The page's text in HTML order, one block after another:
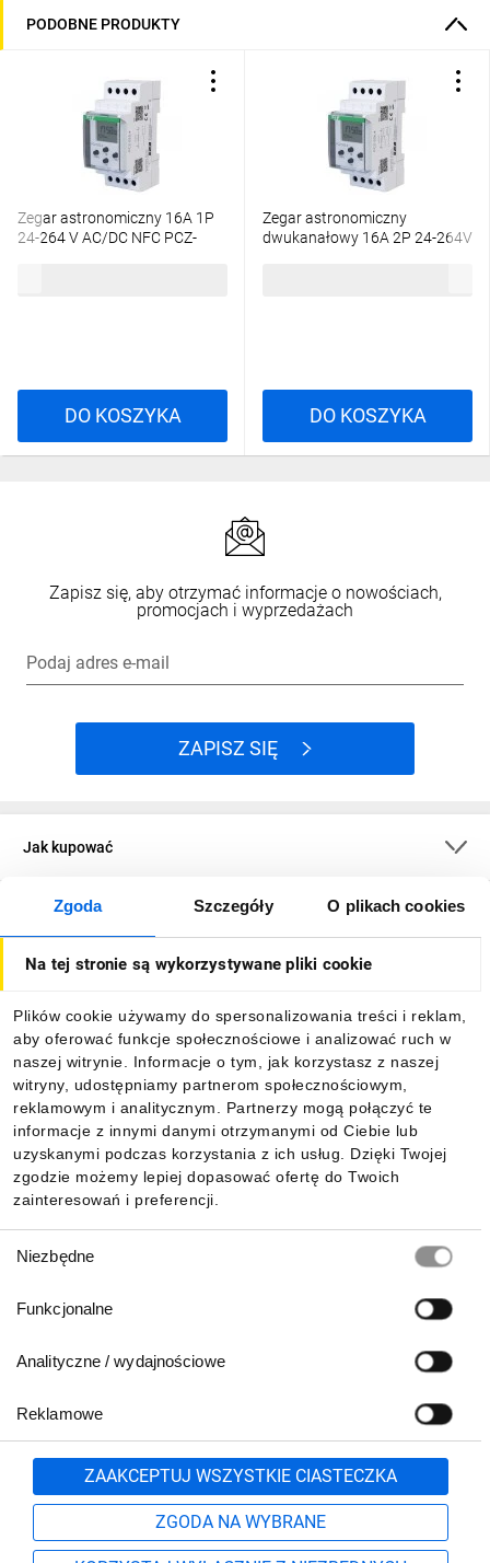
Zgoda Szczegóły O plikach cookies
Na tej stronie są wykorzystywane pliki cookie
Plików cookie używamy do spersonalizowania treści i reklam,
aby oferować funkcje społecznościowe i analizować ruch w
naszej witrynie. Informacje o tym, jak korzystasz z naszej
witryny, udostępniamy partnerom społecznościowym,
reklamowym i analitycznym. Partnerzy mogą połączyć te
informacje z innymi danymi otrzymanymi od Ciebie lub
uzyskanymi podczas korzystania z ich usług. Dzięki Twojej
zgodzie możemy lepiej dopasować ofertę do Twoich
zainteresowań i preferencji.
zgody
Niezbędne
Funkcjonalne
Analityczne / wydajnościowe
Reklamowe
ZAAKCEPTUJ WSZYSTKIE CIASTECZKA
ZGODA NA WYBRANE
PODOBNE PRODUKTY
Zegar astronomiczny 16A 1P
24-264 V AC/DC NFC PCZ-
DO KOSZYKA
Zegar astronomiczny
dwukanałowy 16A 2P 24-264V
DO KOSZYKA
Zapisz się, aby otrzymać informacje o nowościach,
promocjach i wyprzedażach
Podaj adres e-mail
ZAPISZ SIĘ
Jak kupować
O firmie
Informacje
Pobierz naszą aplikację mobilną:
801 500 700 lub
71 37 61 600
Formularz kontaktowy